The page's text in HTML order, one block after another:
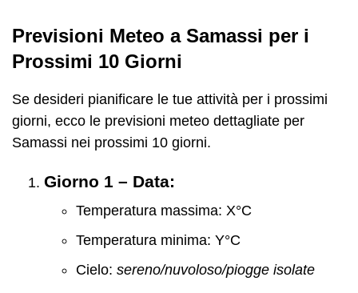
Previsioni Meteo a Samassi per i
Prossimi 10 Giorni
Se desideri pianificare le tue attività per i prossimi
giorni, ecco le previsioni meteo dettagliate per
Samassi nei prossimi 10 giorni.
Giorno 1 – Data:
Temperatura massima: X°C
Temperatura minima: Y°C
Cielo: sereno/nuvoloso/piogge isolate